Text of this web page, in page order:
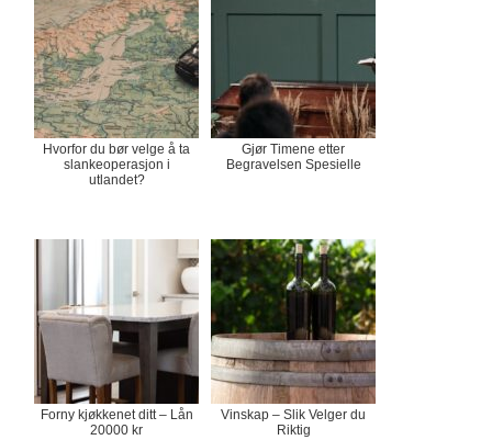
Hvorfor du bør velge å ta
slankeoperasjon i
utlandet?
Gjør Timene etter
Begravelsen Spesielle
Forny kjøkkenet ditt – Lån
20000 kr
Vinskap – Slik Velger du
Riktig